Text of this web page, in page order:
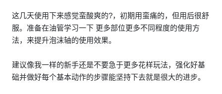
这几天使用下来感觉蛮酸爽的?，初期用蛮痛的，但用后很舒
服。准备在油管学习一下 更多部位更多不同程度的使用方
法，来提升泡沫轴的使用效果。
建议像我一样的新手还是不要急于更多花样玩法，强化好基
础并做好每个基本动作的步骤能坚持下去就是很大的进步。